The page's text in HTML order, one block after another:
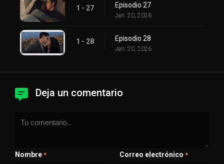
1 - 27 Episodio 27
Jan. 20, 2026
1 - 28 Episodio 28
Jan. 20, 2026
Deja un comentario
Nombre * Correo electrónico *